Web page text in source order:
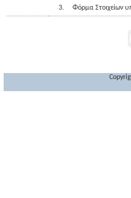
3.
Φόρμα Στοιχείων